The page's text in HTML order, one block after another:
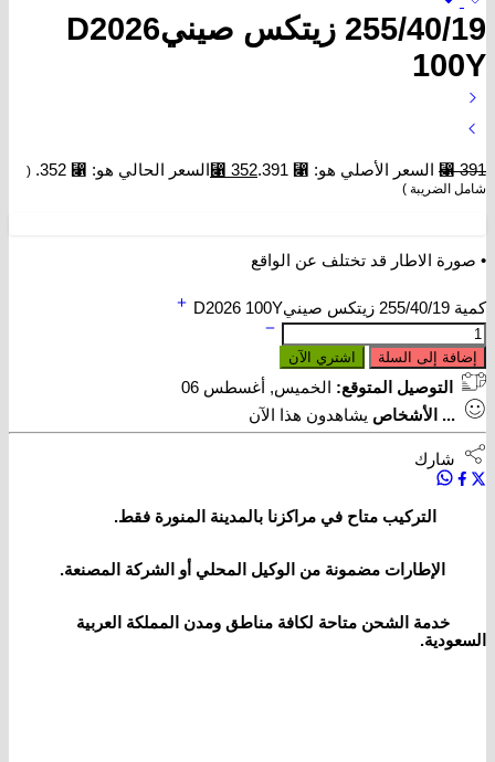
255/40/19 زيتكس صينيD2026
100Y
⃁391 السعر الأصلي هو: ⃁ 391. ⃁ 352 السعر الحالي هو: ⃁ 352.
(
شامل الضريبة )
• صورة الاطار قد تختلف عن الواقع
كمية 255/40/19 زيتكس صينيD2026 100Y
إضافة إلى السلة اشتري الآن
التوصيل المتوقع:
الخميس, أغسطس 06
...
الأشخاص يشاهدون هذا الآن
شارك
التركيب متاح في مراكزنا بالمدينة المنورة فقط.
الإطارات مضمونة من الوكيل المحلي أو الشركة المصنعة.
خدمة الشحن متاحة لكافة مناطق ومدن المملكة العربية
السعودية.